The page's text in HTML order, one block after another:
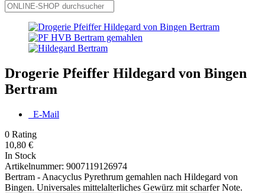
Drogerie Pfeiffer Hildegard von Bingen
Bertram
E-Mail
0 Rating
10,80 €
In Stock
Artikelnummer: 9007119126974
Bertram - Anacyclus Pyrethrum gemahlen nach Hildegard von
Bingen. Universales mittelalterliches Gewürz mit scharfer Note.